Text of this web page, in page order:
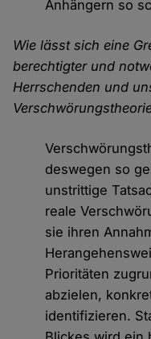
Anhängern so
Wie lässt sich eine
berechtigter und
Herrschenden und
deswegen so
unstrittige
reale
sie ihren
Prioritäten
abzielen,
identifizieren.